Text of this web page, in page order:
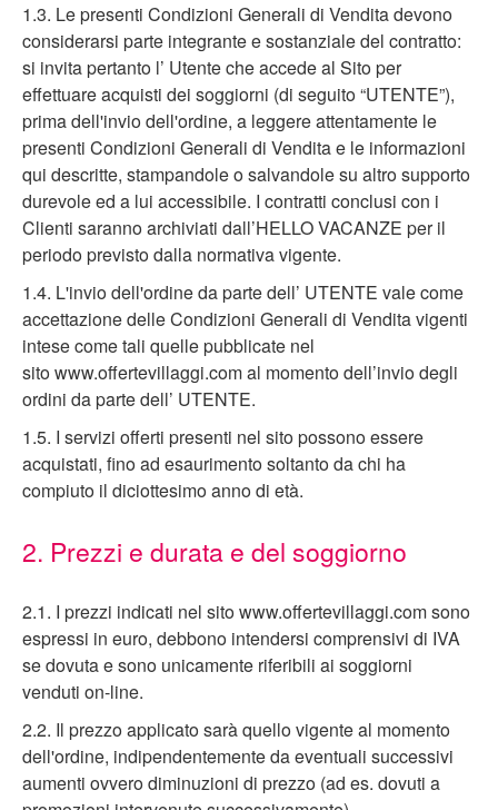
1.3. Le presenti Condizioni Generali di Vendita devono
considerarsi parte integrante e sostanziale del contratto:
si invita pertanto l’ Utente che accede al Sito per
effettuare acquisti dei soggiorni (di seguito “UTENTE”),
prima dell'invio dell'ordine, a leggere attentamente le
presenti Condizioni Generali di Vendita e le informazioni
qui descritte, stampandole o salvandole su altro supporto
durevole ed a lui accessibile. I contratti conclusi con i
Clienti saranno archiviati dall’HELLO VACANZE per il
periodo previsto dalla normativa vigente.
1.4. L'invio dell'ordine da parte dell’ UTENTE vale come
accettazione delle Condizioni Generali di Vendita vigenti
intese come tali quelle pubblicate nel
sito www.offertevillaggi.com al momento dell’invio degli
ordini da parte dell’ UTENTE.
1.5. I servizi offerti presenti nel sito possono essere
acquistati, fino ad esaurimento soltanto da chi ha
compiuto il diciottesimo anno di età.
2. Prezzi e durata e del soggiorno
2.1. I prezzi indicati nel sito www.offertevillaggi.com sono
espressi in euro, debbono intendersi comprensivi di IVA
se dovuta e sono unicamente riferibili ai soggiorni
venduti on-line.
2.2. Il prezzo applicato sarà quello vigente al momento
dell'ordine, indipendentemente da eventuali successivi
aumenti ovvero diminuzioni di prezzo (ad es. dovuti a